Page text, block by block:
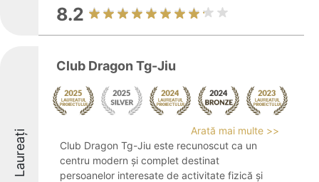
8.2
Laureați
Club Dragon Tg-Jiu
Arată mai multe >>
Club Dragon Tg-Jiu este recunoscut ca un
centru modern și complet destinat
persoanelor interesate de activitate fizică și